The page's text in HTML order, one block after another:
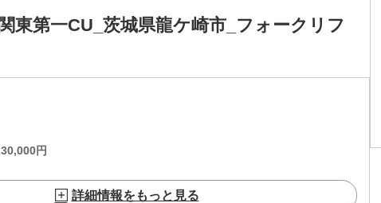
第一CU_茨城県龍ケ崎市_フォークリフ
円
詳細情報をもっと見る